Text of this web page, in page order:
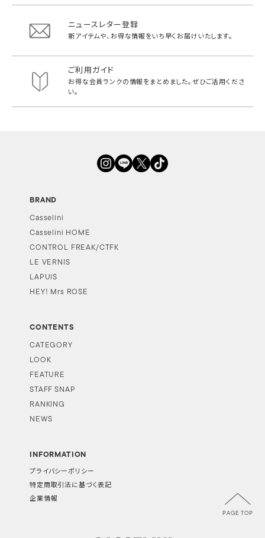
ニュースレター登録
新アイテムや、お得な情報をいち早く お届けいたします。
ご利用ガイド
お得な会員ランクの情報をまとめました。ぜひご活用くださ
い。
BRAND
Casselini
Casselini HOME
CONTROL FREAK/CTFK
LE VERNIS
LAPUIS
HEY! Mrs ROSE
CONTENTS
CATEGORY
LOOK
FEATURE
STAFF SNAP
RANKING
NEWS
INFORMATION
プライバシーポリシー
特定商取引法に基づく表記
企業情報
PAGE TOP